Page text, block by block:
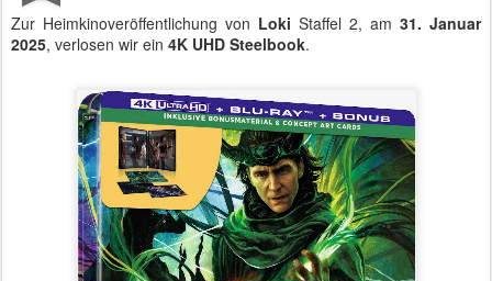
Zur Heimkinoveröffentlichung von Loki Staffel 2, am 31. Januar
2025, verlosen wir ein 4K UHD Steelbook.